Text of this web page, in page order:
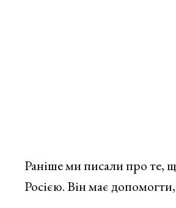
Раніше ми писали про те,
Росією. Він має